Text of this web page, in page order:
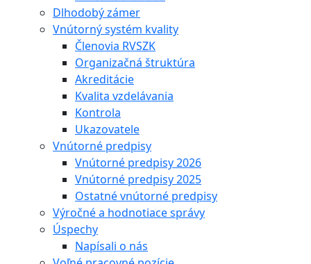
Dlhodobý zámer
Vnútorný systém kvality
Členovia RVSZK
Organizačná štruktúra
Akreditácie
Kvalita vzdelávania
Kontrola
Ukazovatele
Vnútorné predpisy
Vnútorné predpisy 2026
Vnútorné predpisy 2025
Ostatné vnútorné predpisy
Výročné a hodnotiace správy
Úspechy
Napísali o nás